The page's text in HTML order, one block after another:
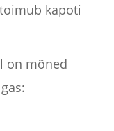
kapoti
on mõned